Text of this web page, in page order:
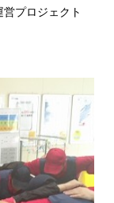
プロジェクト